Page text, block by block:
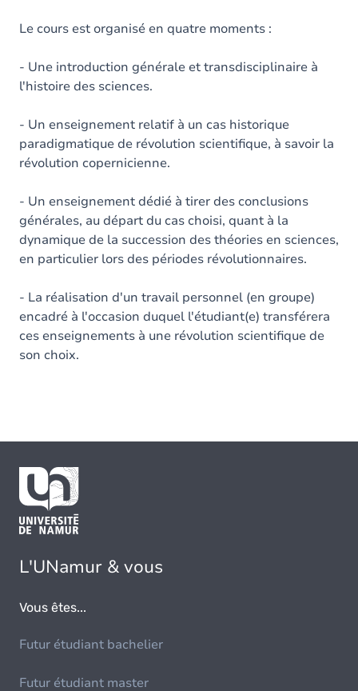
Le cours est organisé en quatre moments :
- Une introduction générale et transdisciplinaire à
l'histoire des sciences.
- Un enseignement relatif à un cas historique
paradigmatique de révolution scientifique, à savoir la
révolution copernicienne.
- Un enseignement dédié à tirer des conclusions
générales, au départ du cas choisi, quant à la
dynamique de la succession des théories en sciences,
en particulier lors des périodes révolutionnaires.
- La réalisation d'un travail personnel (en groupe)
encadré à l'occasion duquel l'étudiant(e) transférera
ces enseignements à une révolution scientifique de
son choix.
L'UNamur & vous
Vous êtes...
Futur étudiant bachelier
Futur étudiant master